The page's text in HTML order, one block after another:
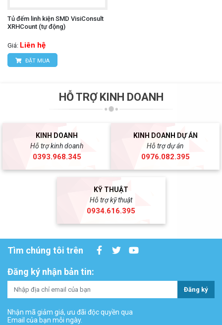
Tủ đếm linh kiện SMD VisiConsult
XRHCount (tự động)
Giá: Liên hệ
ĐẶT MUA
HỖ TRỢ KINH DOANH
KINH DOANH
Hỗ trợ kinh doanh
0393.968.345
KINH DOANH DỰ ÁN
Hỗ trợ dự án
0976.082.395
KỸ THUẬT
Hỗ trợ kỹ thuật
0934.616.395
Tìm chúng tôi trên
Đăng ký nhận bản tin:
Đăng ký
Nhận mã giảm giá, ưu đãi độc quyền qua
Email của bạn mỗi ngày.